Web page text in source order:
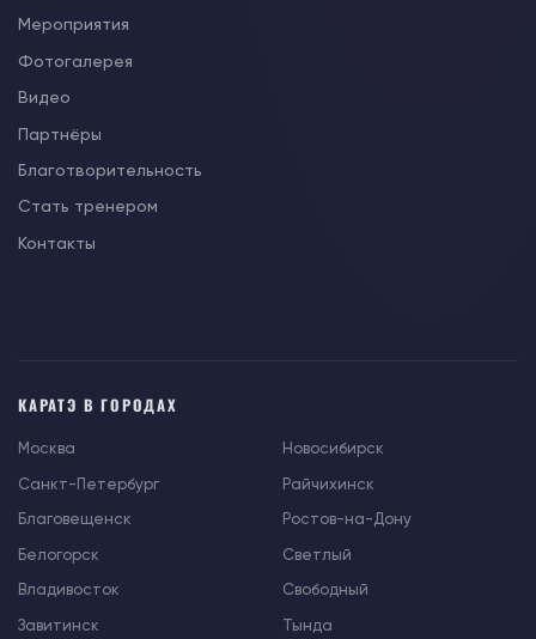
Мероприятия
Фотогалерея
Видео
Партнёры
Благотворительность
Стать тренером
Контакты
КАРАТЭ В ГОРОДАХ
Москва
Санкт-Петербург
Благовещенск
Белогорск
Владивосток
Завитинск
Новосибирск
Райчихинск
Ростов-на-Дону
Светлый
Свободный
Тында